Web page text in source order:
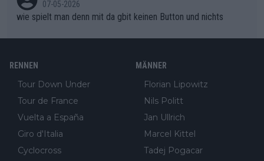
07-05-2026
wie spielt man denn mit da gbit keinen Button und nichts
RENNEN
Tour Down Under
Tour de France
Vuelta a España
Giro d'Italia
Cyclocross
MÄNNER
Florian Lipowitz
Nils Politt
Jan Ullrich
Marcel Kittel
Tadej Pogacar